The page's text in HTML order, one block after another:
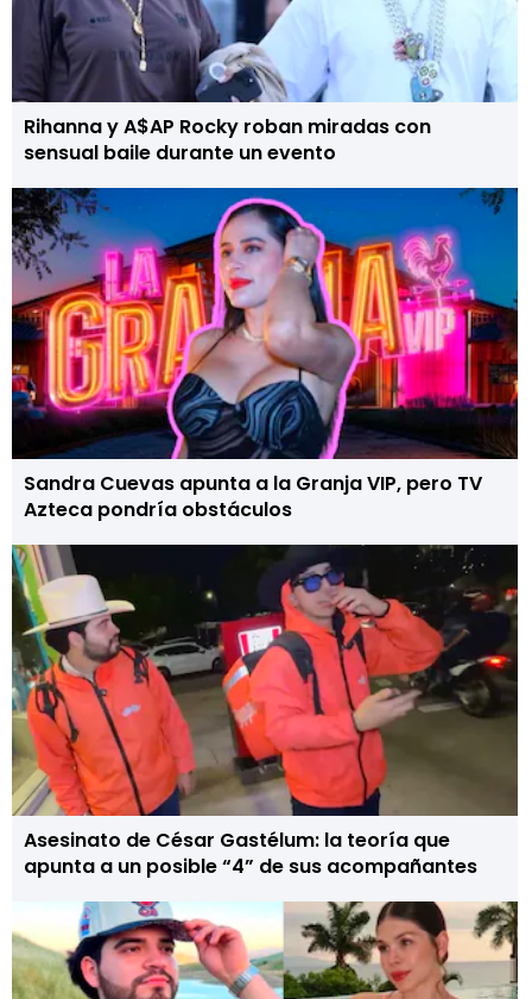
Rihanna y A$AP Rocky roban miradas con
sensual baile durante un evento
Sandra Cuevas apunta a la Granja VIP, pero TV
Azteca pondría obstáculos
Asesinato de César Gastélum: la teoría que
apunta a un posible “4” de sus acompañantes